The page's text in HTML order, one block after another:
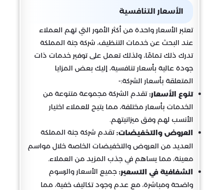
الأسعار التنافسية
تعتبر الأسعار واحدة من أكثر الأمور التي تهم العملاء
عند البحث عن خدمات التنظيف، شركة جنة المملكة
تدرك ذلك تمامًا، ولذلك تعمل على توفير خدمات ذات
جودة عالية بأسعار تنافسية، إليك بعض المزايا
المتعلقة بأسعار الشركة:-
تنوع الأسعار:تقدم الشركة مجموعة متنوعة من
الخدمات بأسعار مختلفة، مما يتيح للعملاء اختيار
الأنسب لهم وفق ميزانيتهم.
العروض والتخفيضات:تقدم شركة جنة المملكة
العديد من العروض والتخفيضات الخاصة خلال مواسم
معينة، مما يساهم في جذب المزيد من العملاء.
الشفافية في التسعير: جميع الأسعار والرسوم
واضحة ومباشرة، مع عدم وجود تكاليف خفية، مما